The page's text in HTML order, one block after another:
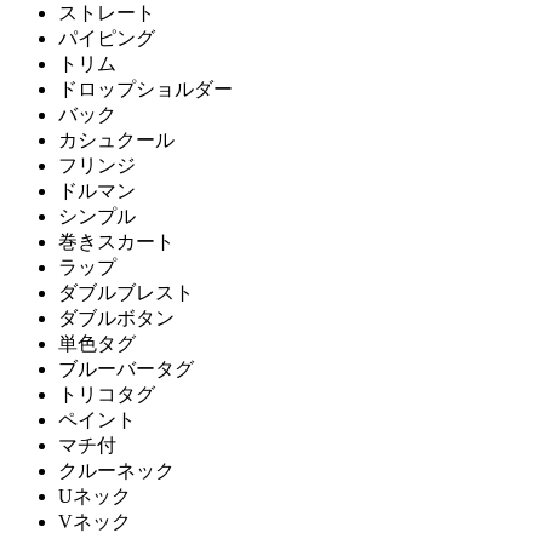
ストレート
パイピング
トリム
ドロップショルダー
バック
カシュクール
フリンジ
ドルマン
シンプル
巻きスカート
ラップ
ダブルブレスト
ダブルボタン
単色タグ
ブルーバータグ
トリコタグ
ペイント
マチ付
クルーネック
Uネック
Vネック